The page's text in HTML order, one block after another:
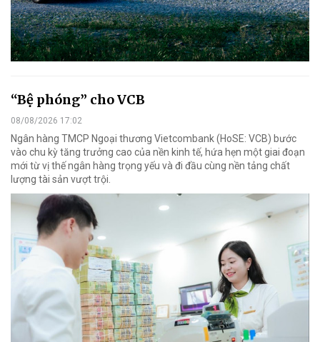
“Bệ phóng” cho VCB
08/08/2026 17:02
Ngân hàng TMCP Ngoại thương Vietcombank (HoSE: VCB) bước
vào chu kỳ tăng trưởng cao của nền kinh tế, hứa hẹn một giai đoạn
mới từ vị thế ngân hàng trọng yếu và đi đầu cùng nền tảng chất
lượng tài sản vượt trội.